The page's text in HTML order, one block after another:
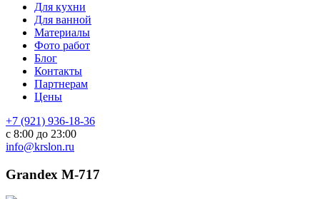
Для кухни
Для ванной
Материалы
Фото работ
Блог
Контакты
Партнерам
Цены
+7 (921) 936-18-36
с 8:00 до 23:00
info@krslon.ru
Grandex M-717